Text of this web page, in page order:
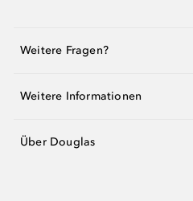
Weitere Fragen?
Weitere Informationen
Über Douglas